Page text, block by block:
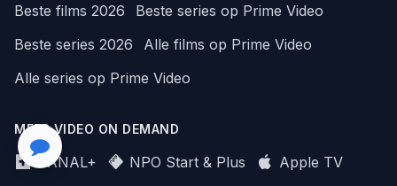
Beste films 2026
Beste series op Prime Video
Beste series 2026
Alle films op Prime Video
Alle series op Prime Video
MEER VIDEO ON DEMAND
CANAL+ NPO Start & Plus Apple TV